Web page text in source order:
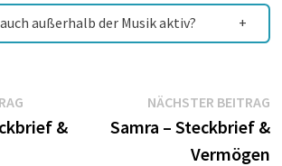
außerhalb der Musik aktiv?
Vorheriger
Beitrag:
&
NÄCHSTER BEITRAG
Samra – Steckbrief &
Vermögen